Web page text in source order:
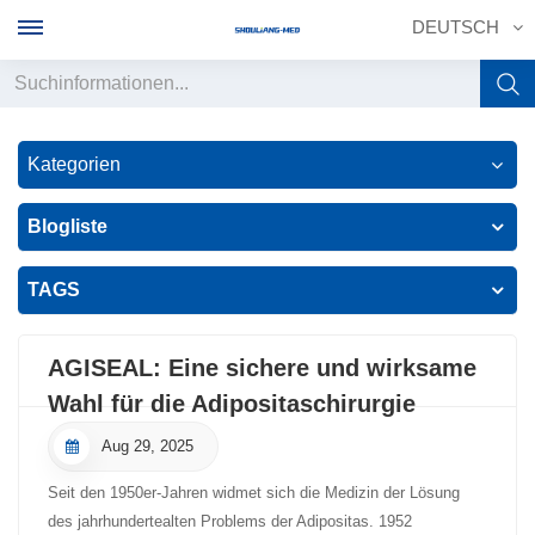
DEUTSCH
English
français
Deutsch
italiano
español
中文
Kategorien
Blogliste
TAGS
AGISEAL: Eine sichere und wirksame
Wahl für die Adipositaschirurgie
Aug 29, 2025
Seit den 1950er-Jahren widmet sich die Medizin der Lösung
des jahrhundertealten Problems der Adipositas. 1952